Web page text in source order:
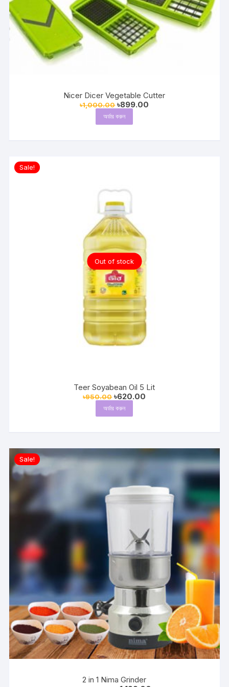
Nicer Dicer Vegetable Cutter
৳1,000.00 Original
price
was:
৳1,000.00.
৳899.00
অর্ডার করুন
Out of stock
Sale!
Teer Soyabean Oil 5 Lit
৳950.00 Original
price
was:
৳950.00.
৳620.00
অর্ডার করুন
Sale!
2 in 1 Nima Grinder